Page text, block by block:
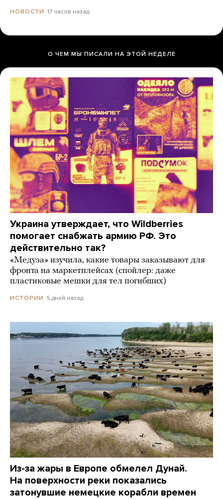
НОВОСТИ 17 часов назад
О ЧЕМ МЫ ПИСАЛИ НА ЭТОЙ НЕДЕЛЕ
Украина утверждает, что Wildberries
помогает снабжать армию РФ. Это
действительно так?
«Медуза» изучила, какие товары заказывают для
фронта на маркетплейсах (спойлер: даже
пластиковые мешки для тел погибших)
ИСТОРИИ 5 дней назад
Из-за жары в Европе обмелел Дунай.
На поверхности реки показались
затонувшие немецкие корабли времен